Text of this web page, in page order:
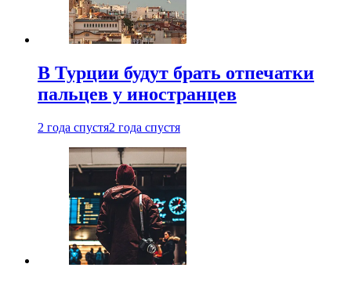
В Турции будут брать отпечатки
пальцев у иностранцев
2 года спустя2 года спустя